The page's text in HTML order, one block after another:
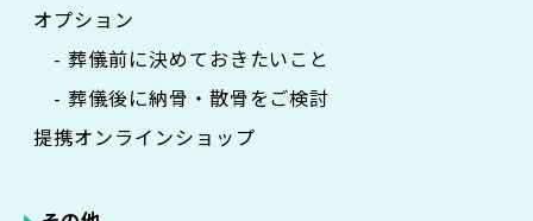
オプション
- 葬儀前に決めておきたいこと
- 葬儀後に納骨・散骨をご検討
提携オンラインショップ